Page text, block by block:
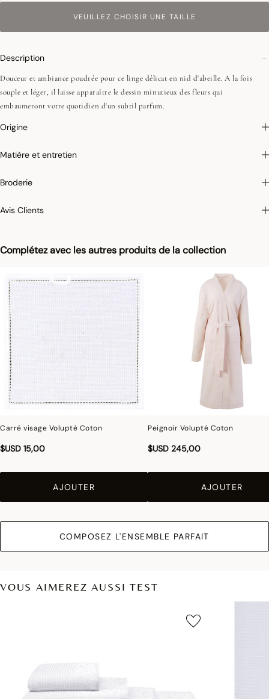
VEUILLEZ CHOISIR UNE TAILLE
Complétez avec les autres produits de la collection
Carré visage Volupté Coton
$USD 15,00
AJOUTER
Peignoir Volupté Coton
$USD 245,00
AJOUTER
COMPOSEZ L'ENSEMBLE PARFAIT
Description
Douceur et ambiance poudrée pour ce linge délicat en nid d'abeille. A la fois
souple et léger, il laisse apparaître le dessin minutieux des fleurs qui
embaumeront votre quotidien d'un subtil parfum.
Origine
Matière et entretien
Broderie
Avis Clients
VOUS AIMEREZ AUSSI TEST